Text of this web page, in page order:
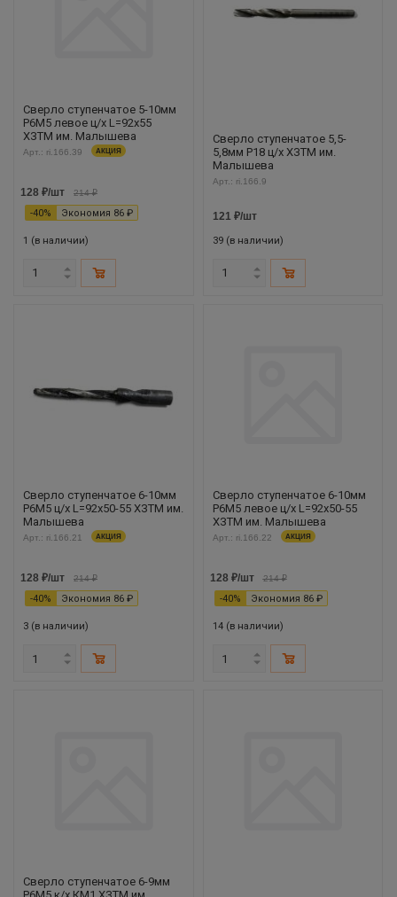
Сверло ступенчатое 5-10мм
Р6М5 левое ц/х L=92х55
ХЗТМ им. Малышева
Арт.: ri.166.39 АКЦИЯ
128 ₽/шт 214₽
-40% Экономия 86 ₽
1 (в наличии)
Сверло ступенчатое 5,5-
5,8мм Р18 ц/х ХЗТМ им.
Малышева
Арт.: ri.166.9
121 ₽/шт
39 (в наличии)
Сверло ступенчатое 6-10мм
Р6М5 ц/х L=92х50-55 ХЗТМ им.
Малышева
Арт.: ri.166.21 АКЦИЯ
128 ₽/шт 214₽
-40% Экономия 86 ₽
3 (в наличии)
Сверло ступенчатое 6-10мм
Р6М5 левое ц/х L=92х50-55
ХЗТМ им. Малышева
Арт.: ri.166.22 АКЦИЯ
128 ₽/шт 214₽
-40% Экономия 86₽
14 (в наличии)
Сверло ступенчатое 6-9мм